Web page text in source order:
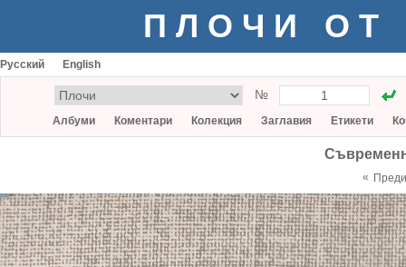
ПЛОЧИ ОТ
Русский English
№
Албуми Коментари Колекция Заглавия Етикети
«